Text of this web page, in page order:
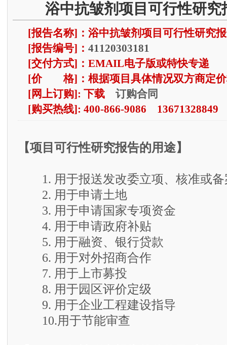
浴中抗皱剂项目可行性研究
[报告名称]：浴中抗皱剂项目可行性研究
[报告编号]： 41120303181
[交付方式]：EMAIL电子版或特快专递
[价 格]：根据项目具体情况双方商定
[网上订购]: 下载 订购合同
[购买热线]: 400-866-9086 13671328849
【项目可行性研究报告的用途】
1. 用于报送发改委立项、核准或备
2. 用于申请土地
3. 用于申请国家专项资金
4. 用于申请政府补贴
5. 用于融资、银行贷款
6. 用于对外招商合作
7. 用于上市募投
8. 用于园区评价定级
9. 用于企业工程建设指导
10.用于节能审查